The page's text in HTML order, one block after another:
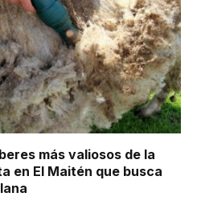
más valiosos de la
en El Maitén que busca